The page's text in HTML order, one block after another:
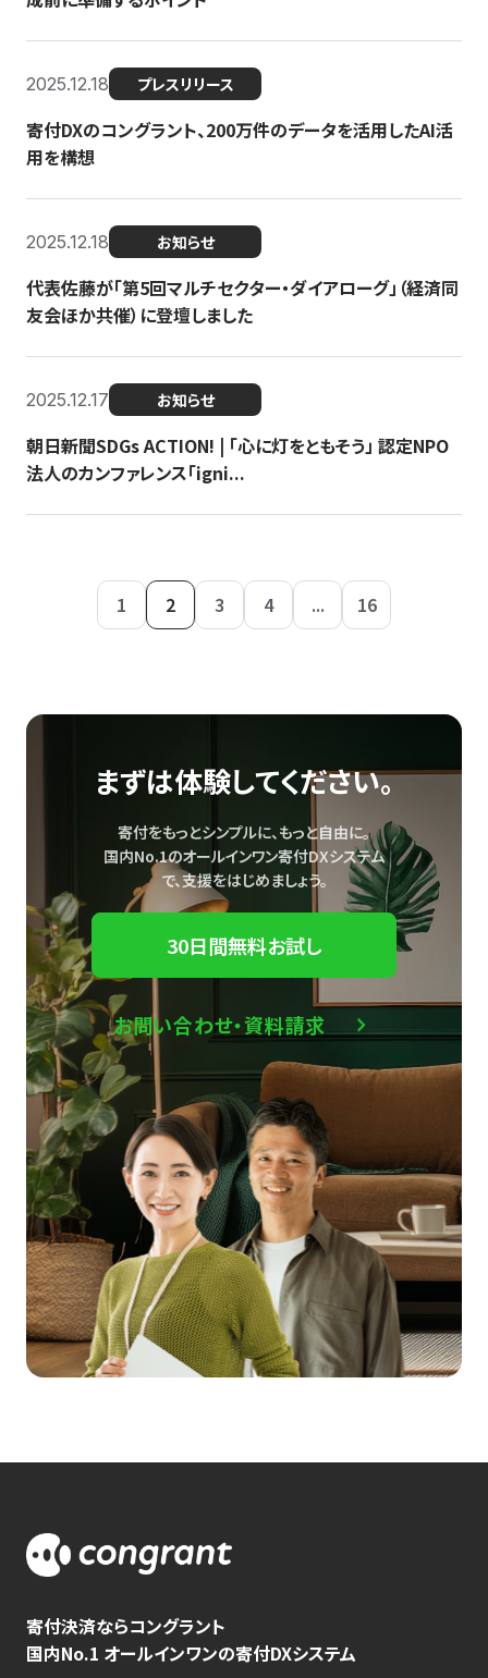
2025.12.18 プレスリリース
寄付DXのコングラント、200万件のデータを活用したAI活
用を構想
2025.12.18 お知らせ
代表佐藤が「第5回マルチセクター・ダイアローグ」（経済同
友会ほか共催）に登壇しました
2025.12.17 お知らせ
朝日新聞SDGs ACTION! | 「心に灯をともそう」 認定NPO
法人のカンファレンス「igni...
1 2 3 4 ... 16
まずは体験してください。
寄付をもっとシンプルに、もっと自由に。
国内No.1のオールインワン寄付DXシステム
で、支援をはじめましょう。
30日間無料お試し
お問い合わせ・資料請求
寄付決済ならコングラント
国内No.1 オールインワンの寄付DXシステム